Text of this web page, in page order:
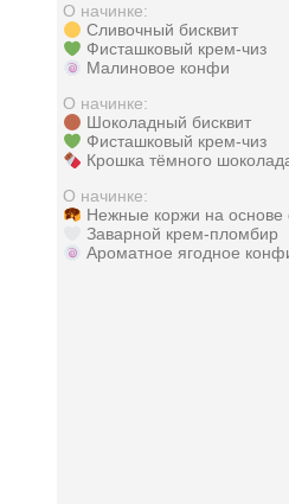
О начинке:
Сливочный бисквит
Фисташковый крем-чиз
Малиновое конфи
О начинке:
Шоколадный бисквит
Фисташковый крем-чиз
Крошка тёмного
О начинке:
Нежные коржи на основе
Заварной крем-пломбир
Ароматное ягодное